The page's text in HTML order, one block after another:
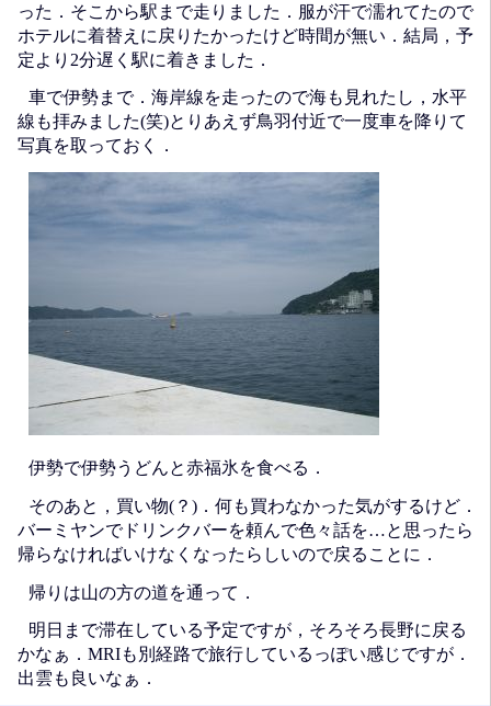
った．そこから駅まで走りました．服が汗で濡れてたので
ホテルに着替えに戻りたかったけど時間が無い．結局，予
定より2分遅く駅に着きました．
車で伊勢まで．海岸線を走ったので海も見れたし，水平
線も拝みました(笑)とりあえず鳥羽付近で一度車を降りて
写真を取っておく．
伊勢で伊勢うどんと赤福氷を食べる．
そのあと，買い物(？)．何も買わなかった気がするけど．
バーミヤンでドリンクバーを頼んで色々話を…と思ったら
帰らなければいけなくなったらしいので戻ることに．
帰りは山の方の道を通って．
明日まで滞在している予定ですが，そろそろ長野に戻る
かなぁ．MRIも別経路で旅行しているっぽい感じですが．
出雲も良いなぁ．